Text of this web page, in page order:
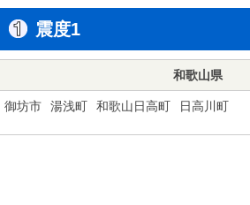
震度1
和歌山県
御坊市 湯浅町 和歌山日高町 日高川町